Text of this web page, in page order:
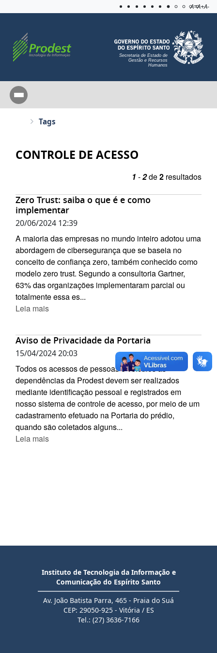
Aplicar
A=A+A-
Secretaria de Estado de
Gestão e Recursos
Humanos
Tags
CONTROLE DE ACESSO
1 -2de2 resultados
Zero Trust: saiba o que é e como
implementar
20/06/2024 12:39
A maioria das empresas no mundo inteiro adotou uma
abordagem de cibersegurança que se baseia no
conceito de confiança zero, também conhecido como
modelo zero trust. Segundo a consultoria Gartner,
63% das organizações implementaram parcial ou
totalmente essa es...
Leia mais
Aviso de Privacidade da Portaria
15/04/2024 20:03
Todos os acessos de pessoas e veículos às
dependências da Prodest devem ser realizados
mediante identificação pessoal e registrados em
nosso sistema de controle de acesso, por meio de um
cadastramento efetuado na Portaria do prédio,
quando são coletados alguns...
Leia mais
Instituto de Tecnologia da Informação e
Comunicação do Espírito Santo
Av. João Batista Parra, 465 - Praia do Suá
CEP: 29050-925 - Vitória / ES
Tel.: (27) 3636-7166